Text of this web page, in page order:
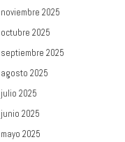
noviembre 2025
octubre 2025
septiembre 2025
agosto 2025
julio 2025
junio 2025
mayo 2025